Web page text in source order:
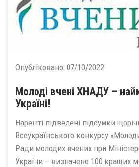
Опубліковано: 07/10/2022
Молоді вчені ХНАДУ –
Україні!
Нарешті підведені підсумки
Всеукраїнського конкурсу
Ради молодих вчених при
України – визначено 100 кращих